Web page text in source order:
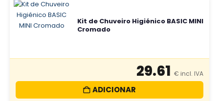
Kit de Chuveiro Higiénico BASIC MINI
Cromado
29.61
ADICIONAR